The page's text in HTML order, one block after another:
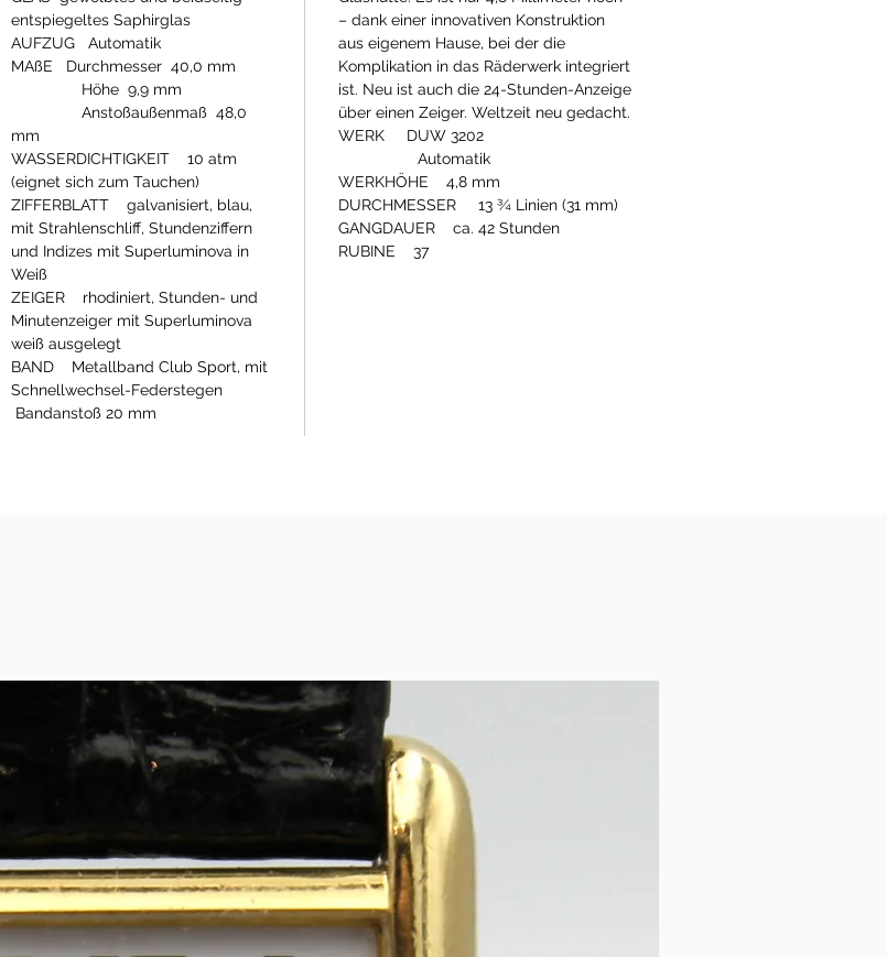
entspiegeltes Saphirglas
AUFZUG Automatik
MAßE Durchmesser 40,0 mm
Höhe 9,9 mm
Anstoßaußenmaß 48,0
mm
WASSERDICHTIGKEIT 10 atm
(eignet sich zum Tauchen)
ZIFFERBLATT galvanisiert, blau,
mit Strahlenschliff, Stundenziffern
und Indizes mit Superluminova in
Weiß
ZEIGER rhodiniert, Stunden- und
Minutenzeiger mit Superluminova
weiß ausgelegt
BAND Metallband Club Sport, mit
Schnellwechsel-Federstegen
Bandanstoß 20 mm
– dank einer innovativen Konstruktion
aus eigenem Hause, bei der die
Komplikation in das Räderwerk integriert
ist. Neu ist auch die 24-Stunden-Anzeige
über einen Zeiger. Weltzeit neu gedacht.
WERK DUW 3202
Automatik
WERKHÖHE 4,8 mm
DURCHMESSER 13 ¾ Linien (31 mm)
GANGDAUER ca. 42 Stunden
RUBINE 37